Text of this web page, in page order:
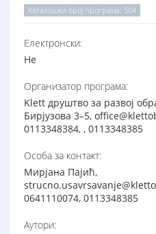
Каталошки број програма: 504
Електронски:
Не
Организатор програма:
Klett друштво за развој
Бирјузова 3–5,
0113348384, , 0113348385
Особа за контакт:
Мирјана Пајић,
0641110074, 0113348385
Аутори: